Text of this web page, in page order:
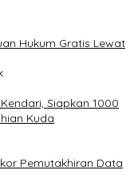
Hukum Gratis Lewat
Siapkan 1000
Kuda
Pemutakhiran Data